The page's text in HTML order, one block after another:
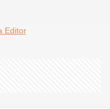
Editor